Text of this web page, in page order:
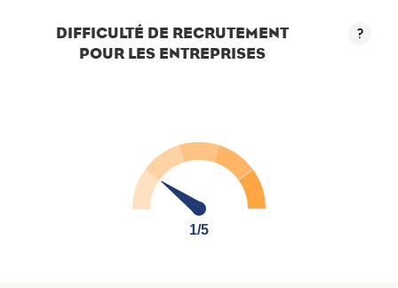
DIFFICULTÉ DE RECRUTEMENT
POUR LES ENTREPRISES
?
1/5
1/5